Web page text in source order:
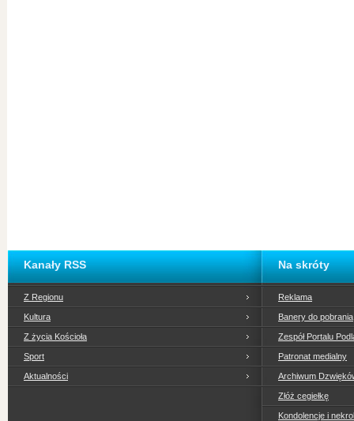
Kanały RSS
Z Regionu
Kultura
Z życia Kościoła
Sport
Aktualności
Na skróty
Reklama
Banery do pobrania
Zespół Portalu
Patronat medialny
Archiwum
Złóż cegiełkę
Kondolencje i